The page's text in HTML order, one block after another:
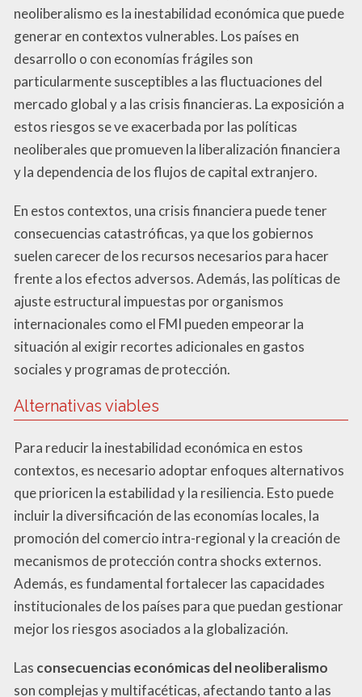
neoliberalismo es la inestabilidad económica que puede
generar en contextos vulnerables. Los países en
desarrollo o con economías frágiles son
particularmente susceptibles a las fluctuaciones del
mercado global y a las crisis financieras. La exposición a
estos riesgos se ve exacerbada por las políticas
neoliberales que promueven la liberalización financiera
y la dependencia de los flujos de capital extranjero.
En estos contextos, una crisis financiera puede tener
consecuencias catastróficas, ya que los gobiernos
suelen carecer de los recursos necesarios para hacer
frente a los efectos adversos. Además, las políticas de
ajuste estructural impuestas por organismos
internacionales como el FMI pueden empeorar la
situación al exigir recortes adicionales en gastos
sociales y programas de protección.
Alternativas viables
Para reducir la inestabilidad económica en estos
contextos, es necesario adoptar enfoques alternativos
que prioricen la estabilidad y la resiliencia. Esto puede
incluir la diversificación de las economías locales, la
promoción del comercio intra-regional y la creación de
mecanismos de protección contra shocks externos.
Además, es fundamental fortalecer las capacidades
institucionales de los países para que puedan gestionar
mejor los riesgos asociados a la globalización.
Las consecuencias económicas del neoliberalismo
son complejas y multifacéticas, afectando tanto a las